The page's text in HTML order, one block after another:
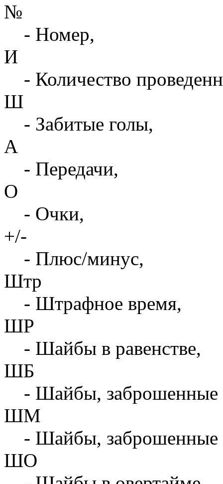
№
- Номер,
И
- Количество
Ш
- Забитые голы,
А
- Передачи,
О
- Очки,
+/-
- Плюс/минус,
Штр
- Штрафное время,
ШР
- Шайбы в равенстве,
ШБ
- Шайбы, заброшенные
ШМ
- Шайбы, заброшенные
ШО